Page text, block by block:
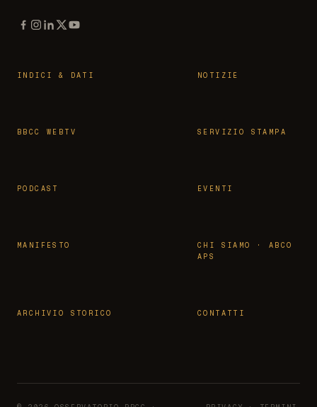
INDICI & DATI NOTIZIE
BBCC WEBTV SERVIZIO STAMPA
PODCAST EVENTI
MANIFESTO
CHI SIAMO · ABCO
APS
ARCHIVIO STORICO CONTATTI